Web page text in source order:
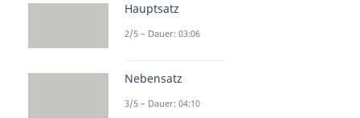
Hauptsatz
2/5 – Dauer: 03:06
Nebensatz
3/5 – Dauer: 04:10